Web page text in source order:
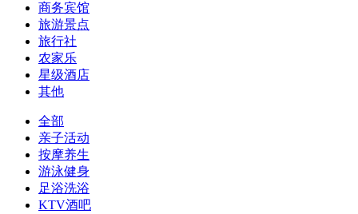
商务宾馆
旅游景点
旅行社
农家乐
星级酒店
其他
全部
亲子活动
按摩养生
游泳健身
足浴洗浴
KTV酒吧